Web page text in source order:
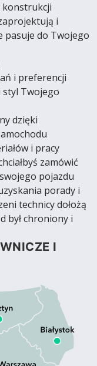
konstrukcji
i
pasuje do Twojego
i preferencji
Twojego
dzięki
i pracy
zamówić
pojazdu
porady i
technicy dołożą
był chroniony i
I